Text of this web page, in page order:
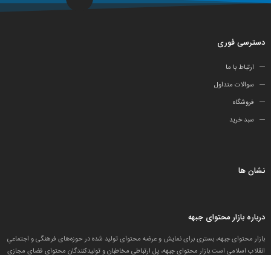
دسترسی فوری
ارتباط با ما
سوالات متداول
فروشگاه
سبد خرید
نشان ها
درباره بازار محتوای جبهه
بازار محتوای جبهه، بستری برای نمایش و عرضه محتوای تولید شده در حوزه‌های فرهنگی و اجتماعیِ
انقلاب اسلامی است.بازار محتوای جبهه، پل ارتباطی مخاطبان و تولید‌کنندگان محتوای فضای مجازی